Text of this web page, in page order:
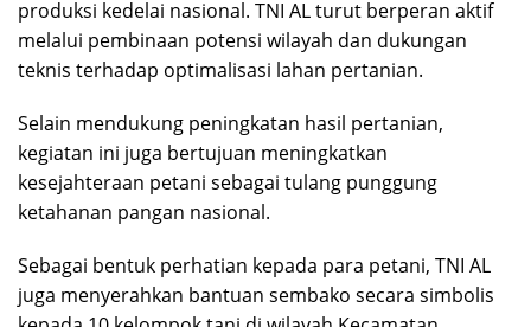
produksi kedelai nasional. TNI AL turut berperan aktif
melalui pembinaan potensi wilayah dan dukungan
teknis terhadap optimalisasi lahan pertanian.
Selain mendukung peningkatan hasil pertanian,
kegiatan ini juga bertujuan meningkatkan
kesejahteraan petani sebagai tulang punggung
ketahanan pangan nasional.
Sebagai bentuk perhatian kepada para petani, TNI AL
juga menyerahkan bantuan sembako secara simbolis